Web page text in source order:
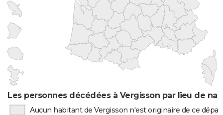
Les personnes décédées à Vergisson par lieu de
Aucun habitant de Vergisson n'est originaire de ce